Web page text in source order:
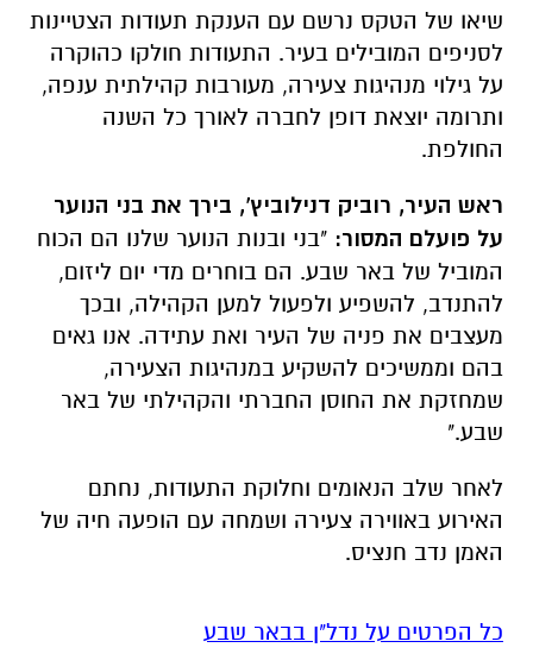
החולפת.
ראש העיר, רוביק דנילוביץ', בירך את בני הנוער
על פועלם המסור: "בני ובנות הנוער שלנו הם הכוח
המוביל של באר שבע. הם בוחרים מדי יום ליזום,
מעצבים את פניה של העיר ואת עתידה. אנו גאים
בהם וממשיכים להשקיע במנהיגות הצעירה,
שמחזקת את החוסן החברתי והקהילתי של באר
שבע."
לאחר שלב הנאומים וחלוקת התעודות, נחתם
האירוע באווירה צעירה ושמחה עם הופעה חיה של
האמן נדב חנציס.
כל הפרטים על נדל"ן בבאר שבע